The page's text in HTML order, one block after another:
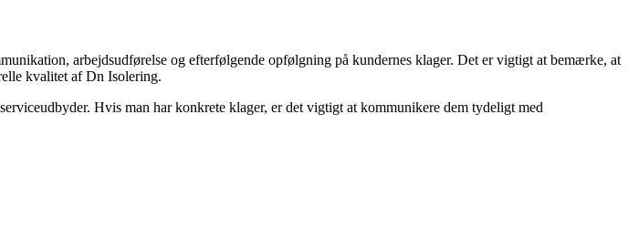
arbejdsudførelse og efterfølgende opfølgning på kundernes klager. Det er vigtigt at bemærke, at
kvalitet af Dn Isolering.
Hvis man har konkrete klager, er det vigtigt at kommunikere dem tydeligt med